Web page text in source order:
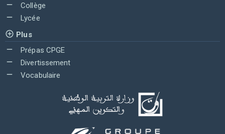
Collège
Lycée
Plus
Prépas CPGE
Divertissement
Vocabulaire